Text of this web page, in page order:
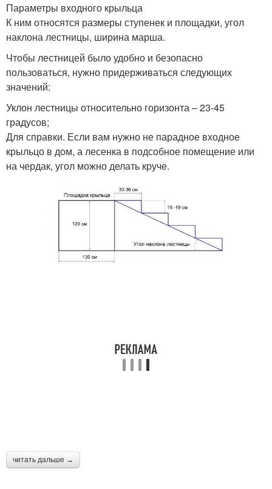
Параметры входного крыльца
К ним относятся размеры ступенек и площадки, угол
наклона лестницы, ширина марша.
Чтобы лестницей было удобно и безопасно
пользоваться, нужно придерживаться следующих
значений:
Уклон лестницы относительно горизонта – 23-45
градусов;
Для справки. Если вам нужно не парадное входное
крыльцо в дом, а лесенка в подсобное помещение или
на чердак, угол можно делать круче.
читать дальше →